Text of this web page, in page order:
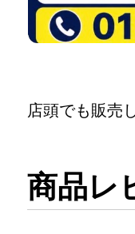
店頭でも販売
商品レ